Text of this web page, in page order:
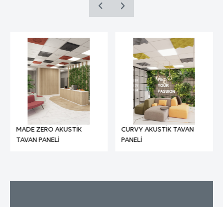
PET yaklaşık %50)
MALZEME
AĞIRLIĞI:
1200 g/m² (+/- %5)
MALZEME
KALINLIĞI:
8 mm (+/- %10)
MADE ZERO AKUSTİK
TAVAN PANELİ
CURVY AKUSTİK TAVAN
PANELİ
sunulan özellikleri sizlerin tercihlerine göre
ve ticari güvenliğinin teminini sağlamak,
Site üzerinden sahte işlemlerin
gerçekleştirilmesini önlemek;
5651 sayılı Internet Ortamında Yapılan
Yayınların Düzenlenmesi ve Bu Yayınlar
Yoluyla İşlenen Suçlarla Mücadele Edilmesi
Hakkında Kanun ve Internet Ortamında
Yapılan Yayınların Düzenlenmesine Dair
Usul ve Esaslar Hakkında Yönetmelik’ten
kaynaklananlar başta olmak üzere, kanuni
KULLANILAN ÇEREZ TÜRLERİ